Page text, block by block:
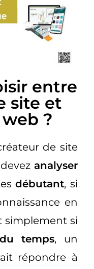
entre
site et
?
de site
analyser
débutant, si
en
simplement si
temps, un
répondre à